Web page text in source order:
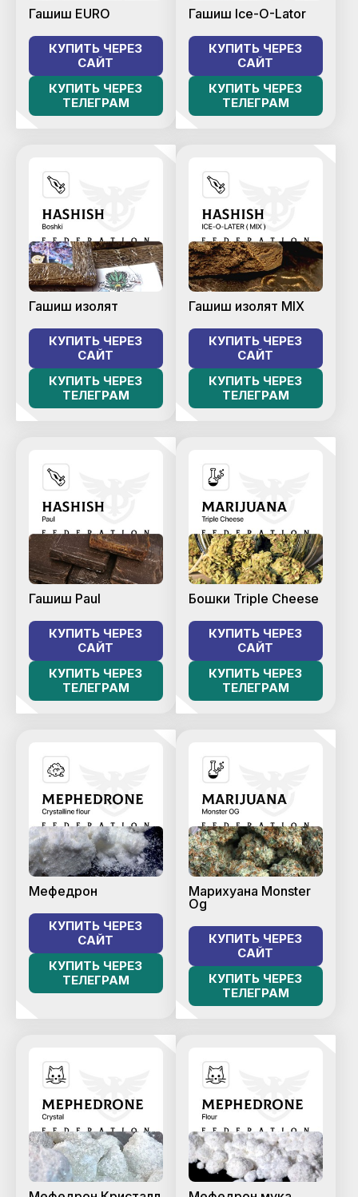
Гашиш EURO
КУПИТЬ ЧЕРЕЗ
САЙТ
КУПИТЬ ЧЕРЕЗ
ТЕЛЕГРАМ
Гашиш Ice-O-Lator
КУПИТЬ ЧЕРЕЗ
САЙТ
КУПИТЬ ЧЕРЕЗ
ТЕЛЕГРАМ
Гашиш изолят
КУПИТЬ ЧЕРЕЗ
САЙТ
КУПИТЬ ЧЕРЕЗ
ТЕЛЕГРАМ
Гашиш изолят MIX
КУПИТЬ ЧЕРЕЗ
САЙТ
КУПИТЬ ЧЕРЕЗ
ТЕЛЕГРАМ
Гашиш Paul
КУПИТЬ ЧЕРЕЗ
САЙТ
КУПИТЬ ЧЕРЕЗ
ТЕЛЕГРАМ
Бошки Triple Cheese
КУПИТЬ ЧЕРЕЗ
САЙТ
КУПИТЬ ЧЕРЕЗ
ТЕЛЕГРАМ
Мефедрон
КУПИТЬ ЧЕРЕЗ
САЙТ
КУПИТЬ ЧЕРЕЗ
ТЕЛЕГРАМ
Марихуана Monster
Og
КУПИТЬ ЧЕРЕЗ
САЙТ
КУПИТЬ ЧЕРЕЗ
ТЕЛЕГРАМ